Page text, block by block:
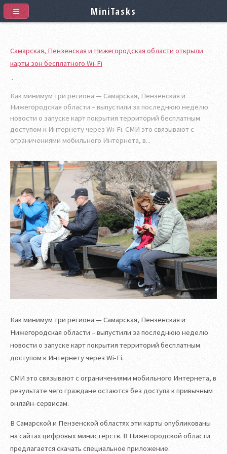
Самарская, Пензенская и Нижегородская области открыли
карты зон бесплатного Wi-Fi
Как минимум три региона — Самарская, Пензенская и
Нижегородская области – выпустили за последнюю неделю
новости о запуске карт покрытия территорий бесплатным
доступом к Интернету через Wi-Fi. СМИ это связывают с
ограничениями мобильного Интернета, в...
Как минимум три региона — Самарская, Пензенская и
Нижегородская области – выпустили за последнюю неделю
новости о запуске карт покрытия территорий бесплатным
доступом к Интернету через Wi-Fi.
СМИ это связывают с ограничениями мобильного Интернета, в
результате чего граждане остаются без доступа к привычным
онлайн-сервисам.
В Самарской и Пензенской областях эти карты опубликованы
на сайтах цифровых министерств. В Нижегородской области
предлагается скачать специальное приложение.
MiniTasks